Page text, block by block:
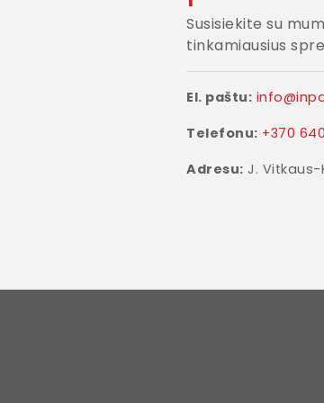
Susisiekite su
tinkamiausius
El. paštu:
Telefonu: +370
Adresu: J. Vitkaus-